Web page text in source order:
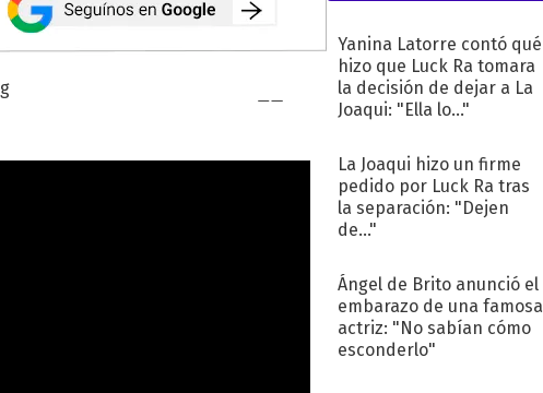
Yanina Latorre contó qué
hizo que Luck Ra tomara
la decisión de dejar a La
Joaqui: "Ella lo..."
La Joaqui hizo un firme
pedido por Luck Ra tras
la separación: "Dejen
de..."
Ángel de Brito anunció el
embarazo de una famosa
actriz: "No sabían cómo
esconderlo"